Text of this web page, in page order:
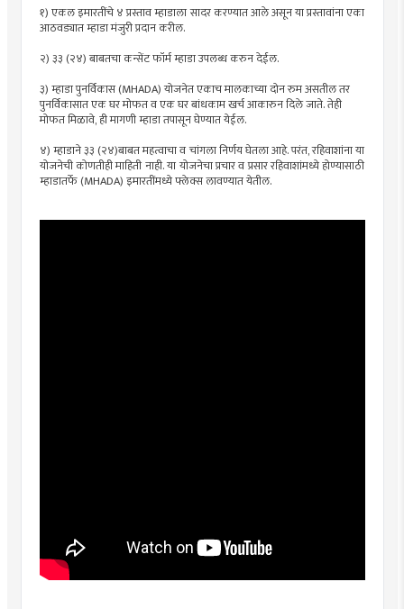
१) एकल इमारतींचे ४ प्रस्ताव म्हाडाला सादर करण्यात आले असून या प्रस्तावांना एका
आठवड्यात म्हाडा मंजुरी प्रदान करील.
२) ३३ (२४) बाबतचा कन्सेंट फॉर्म म्हाडा उपलब्ध करुन देईल.
३) म्हाडा पुनर्विकास (MHADA) योजनेत एकाच मालकाच्या दोन रुम असतील तर
पुनर्विकासात एक घर मोफत व एक घर बांधकाम खर्च आकारुन दिले जाते. तेही
मोफत मिळावे, ही मागणी म्हाडा तपासून घेण्यात येईल.
४) म्हाडाने ३३ (२४)बाबत महत्वाचा व चांगला निर्णय घेतला आहे. परंत, रहिवाशांना या
योजनेची कोणतीही माहिती नाही. या योजनेचा प्रचार व प्रसार रहिवाशांमध्ये होण्यासाठी
म्हाडातर्फे (MHADA) इमारतींमध्ये फ्लेक्स लावण्यात येतील.